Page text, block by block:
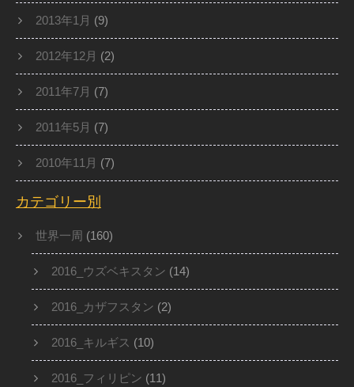
2013年1月 (9)
2012年12月 (2)
2011年7月 (7)
2011年5月 (7)
2010年11月 (7)
カテゴリー別
世界一周 (160)
2016_ウズベキスタン (14)
2016_カザフスタン (2)
2016_キルギス (10)
2016_フィリピン (11)